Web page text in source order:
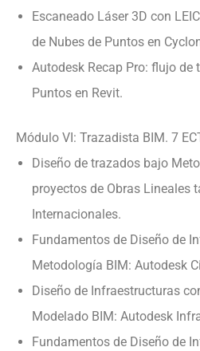
Escaneado Láser 3D con
de Nubes de Puntos en
Autodesk Recap Pro: flujo de
Puntos en Revit.
Módulo VI: Trazadista BIM. 7
Diseño de trazados bajo
proyectos de Obras Lineales
Internacionales.
Fundamentos de Diseño de
Metodología BIM: Autodesk
Diseño de Infraestructuras
Modelado BIM: Autodesk
Fundamentos de Diseño de